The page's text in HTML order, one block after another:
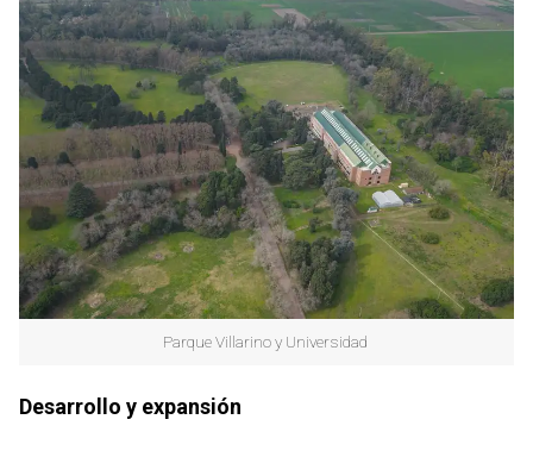
Parque Villarino y Universidad
Desarrollo y expansión